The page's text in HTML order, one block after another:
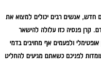
חדש, אנשים רבים יכולים למצוא את
קרן פנסיה כזו עלולה להישאר
ולפעמים אף מחויבים בדמי
לפניכם כשאתם מגיעים להחליט